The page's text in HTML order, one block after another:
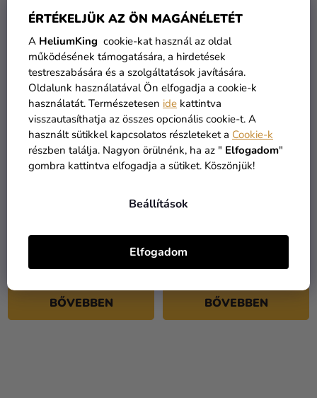
ÉRTÉKELJÜK AZ ÖN MAGÁNÉLETÉT
A HeliumKing cookie-kat használ az oldal
működésének támogatására, a hirdetések
testreszabására és a szolgáltatások javítására.
Oldalunk használatával Ön elfogadja a cookie-k
használatát. Természetesen ide kattintva
visszautasíthatja az összes opcionális cookie-t. A
használt sütikkel kapcsolatos részleteket a Cookie-k
részben találja. Nagyon örülnénk, ha az " Elfogadom"
gombra kattintva elfogadja a sütiket. Köszönjük!
Beállítások
Elfogadom
BŐVEBBEN BŐVEBBEN
- Peppa malac zöld mix
2 090 Ft
BŐVEBBEN
- Batman sárga, 3 db
1 750 Ft
BŐVEBBEN